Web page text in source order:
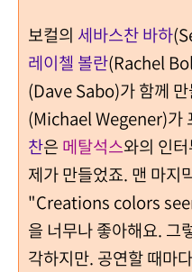
보컬의 세바스찬 바하
레이첼 볼란(Rachel
(Dave Sabo)가 함께 만
(Michael Wegener)가
찬은 메탈석스와의 인
제가 만들었죠. 맨 마지
"Creations colors
을 너무나 좋아해요. 그
각하지만. 공연할 때마